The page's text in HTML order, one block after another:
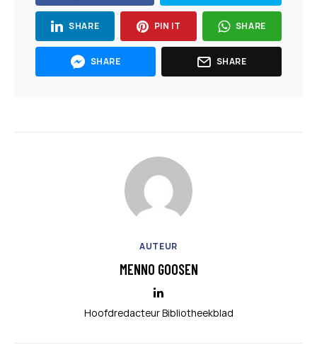
SHARE PIN IT SHARE
SHARE SHARE
AUTEUR
MENNO GOOSEN
Hoofdredacteur Bibliotheekblad